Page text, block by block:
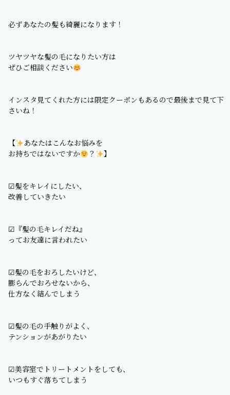
必ずあなたの髪も綺麗になります！
ツヤツヤな髪の毛になりたい方は
ぜひご相談ください
インスタ見てくれた方には限定クーポンもあるので最後まで見て下
さいね！
【
あなたはこんなお悩みを
お持ちではないですか
？ 】
︎︎︎︎☑︎髪をキレイにしたい、
改善していきたい
☑︎『髪の毛キレイだね』
ってお友達に言われたい
︎︎︎︎☑︎髪の毛をおろしたいけど、
膨らんでおろせないから、
仕方なく結んでしまう
☑︎髪の毛の手触りがよく、
テンションがあがりたい
☑︎美容室でトリートメントをしても、
いつもすぐ落ちてしまう